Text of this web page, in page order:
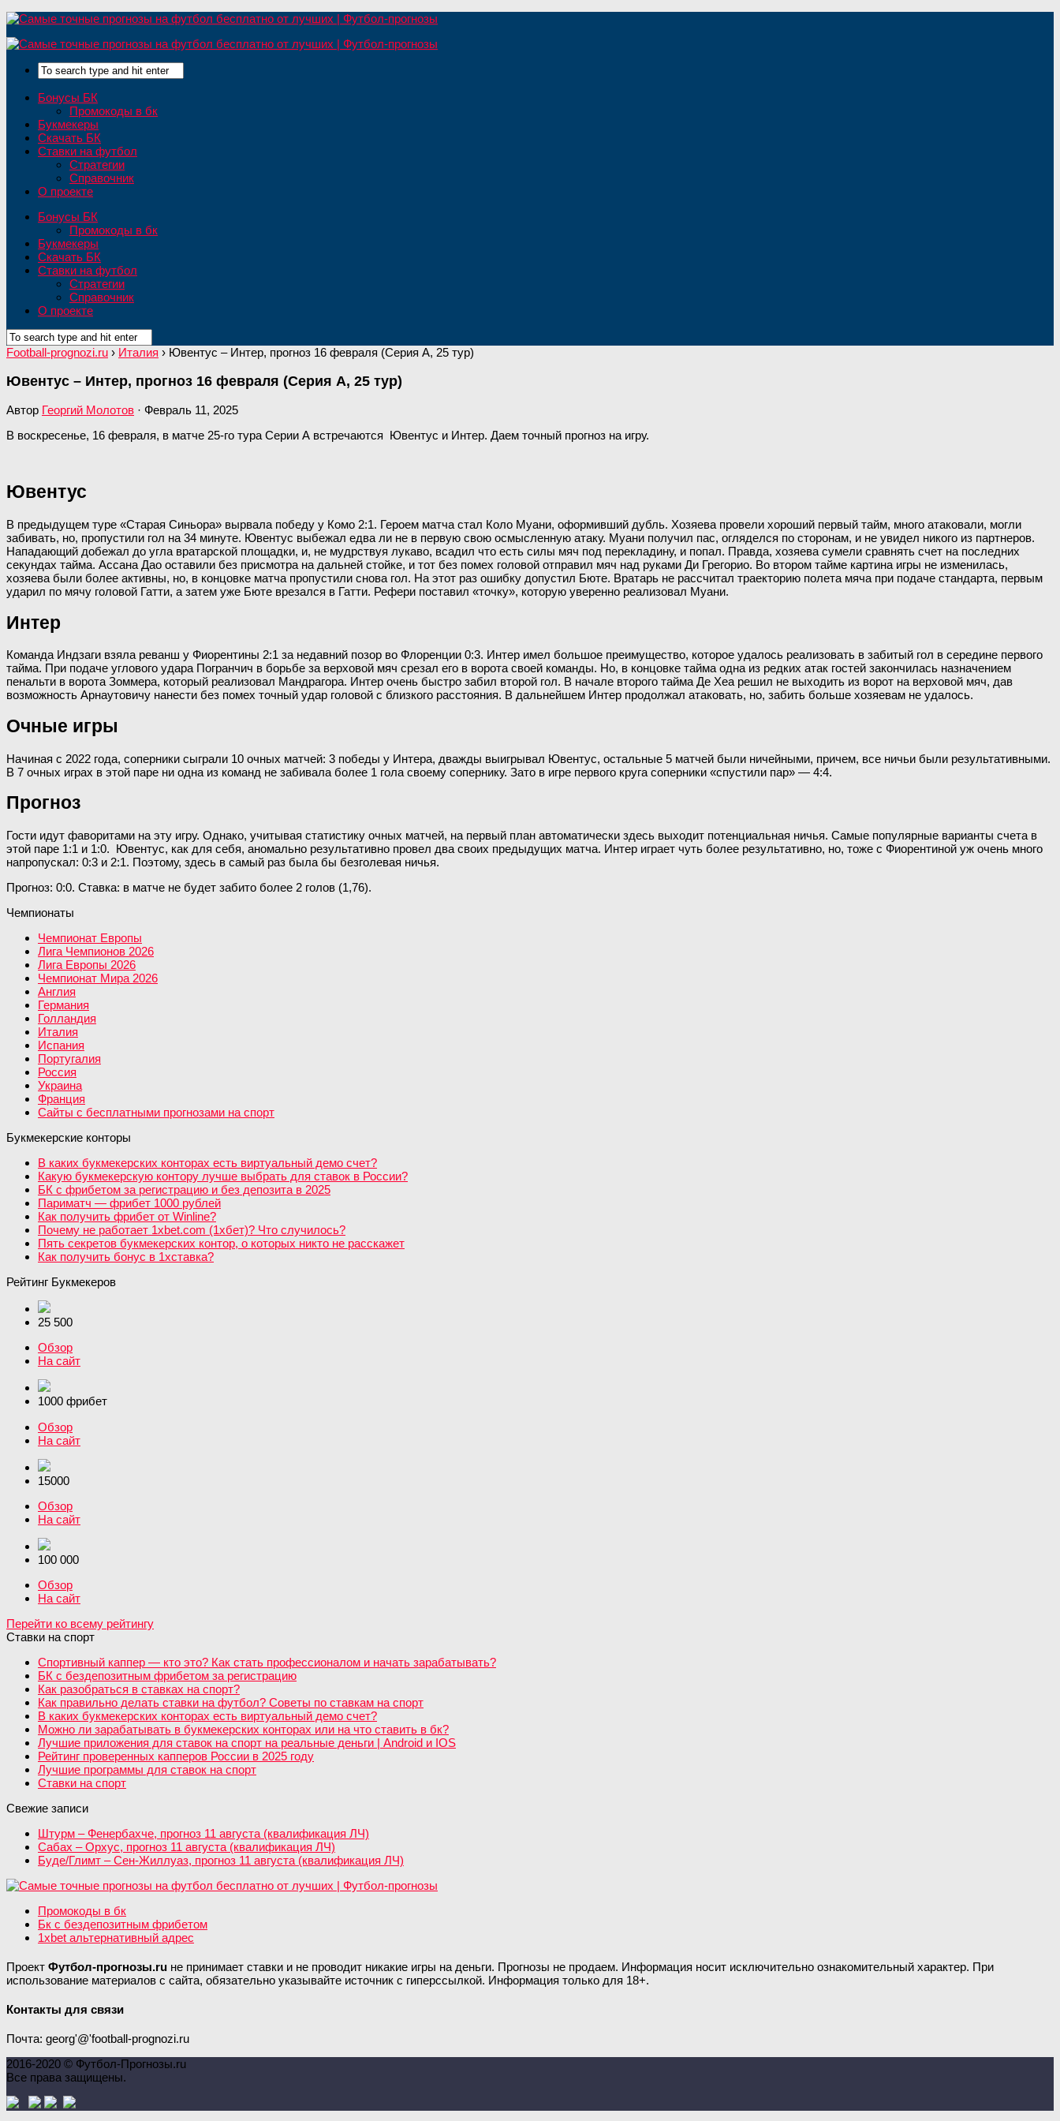
Бонусы БК
Промокоды в бк
Букмекеры
Скачать БК
Ставки на футбол
Стратегии
Справочник
О проекте
Бонусы БК
Промокоды в бк
Букмекеры
Скачать БК
Ставки на футбол
Стратегии
Справочник
О проекте
Football-prognozi.ru › Италия › Ювентус – Интер, прогноз 16 февраля (Серия А, 25 тур)
Ювентус – Интер, прогноз 16 февраля (Серия А, 25 тур)
Автор Георгий Молотов · Февраль 11, 2025
В воскресенье, 16 февраля, в матче 25-го тура Серии А встречаются Ювентус и Интер. Даем точный прогноз на игру.
Ювентус
В предыдущем туре «Старая Синьора» вырвала победу у Комо 2:1. Героем матча стал Коло Муани, оформивший дубль. Хозяева провели хороший первый тайм, много атаковали, могли
забивать, но, пропустили гол на 34 минуте. Ювентус выбежал едва ли не в первую свою осмысленную атаку. Муани получил пас, огляделся по сторонам, и не увидел никого из партнеров.
Нападающий добежал до угла вратарской площадки, и, не мудрствуя лукаво, всадил что есть силы мяч под перекладину, и попал. Правда, хозяева сумели сравнять счет на последних
секундах тайма. Ассана Дао оставили без присмотра на дальней стойке, и тот без помех головой отправил мяч над руками Ди Грегорио. Во втором тайме картина игры не изменилась,
хозяева были более активны, но, в концовке матча пропустили снова гол. На этот раз ошибку допустил Бюте. Вратарь не рассчитал траекторию полета мяча при подаче стандарта, первым
ударил по мячу головой Гатти, а затем уже Бюте врезался в Гатти. Рефери поставил «точку», которую уверенно реализовал Муани.
Интер
Команда Индзаги взяла реванш у Фиорентины 2:1 за недавний позор во Флоренции 0:3. Интер имел большое преимущество, которое удалось реализовать в забитый гол в середине первого
тайма. При подаче углового удара Погранчич в борьбе за верховой мяч срезал его в ворота своей команды. Но, в концовке тайма одна из редких атак гостей закончилась назначением
пенальти в ворота Зоммера, который реализовал Мандрагора. Интер очень быстро забил второй гол. В начале второго тайма Де Хеа решил не выходить из ворот на верховой мяч, дав
возможность Арнаутовичу нанести без помех точный удар головой с близкого расстояния. В дальнейшем Интер продолжал атаковать, но, забить больше хозяевам не удалось.
Очные игры
Начиная с 2022 года, соперники сыграли 10 очных матчей: 3 победы у Интера, дважды выигрывал Ювентус, остальные 5 матчей были ничейными, причем, все ничьи были результативными.
В 7 очных играх в этой паре ни одна из команд не забивала более 1 гола своему сопернику. Зато в игре первого круга соперники «спустили пар» — 4:4.
Прогноз
Гости идут фаворитами на эту игру. Однако, учитывая статистику очных матчей, на первый план автоматически здесь выходит потенциальная ничья. Самые популярные варианты счета в
этой паре 1:1 и 1:0. Ювентус, как для себя, аномально результативно провел два своих предыдущих матча. Интер играет чуть более результативно, но, тоже с Фиорентиной уж очень много
напропускал: 0:3 и 2:1. Поэтому, здесь в самый раз была бы безголевая ничья.
Прогноз: 0:0. Ставка: в матче не будет забито более 2 голов (1,76).
Чемпионаты
Чемпионат Европы
Лига Чемпионов 2026
Лига Европы 2026
Чемпионат Мира 2026
Англия
Германия
Голландия
Италия
Испания
Португалия
Россия
Украина
Франция
Сайты с бесплатными прогнозами на спорт
Букмекерские конторы
В каких букмекерских конторах есть виртуальный демо счет?
Какую букмекерскую контору лучше выбрать для ставок в России?
БК с фрибетом за регистрацию и без депозита в 2025
Париматч — фрибет 1000 рублей
Как получить фрибет от Winline?
Почему не работает 1xbet.com (1хбет)? Что случилось?
Пять секретов букмекерских контор, о которых никто не расскажет
Как получить бонус в 1хставка?
Рейтинг Букмекеров
25 500
Обзор
На сайт
1000 фрибет
Обзор
На сайт
15000
Обзор
На сайт
100 000
Обзор
На сайт
Перейти ко всему рейтингу
Ставки на спорт
Спортивный каппер — кто это? Как стать профессионалом и начать зарабатывать?
БК с бездепозитным фрибетом за регистрацию
Как разобраться в ставках на спорт?
Как правильно делать ставки на футбол? Советы по ставкам на спорт
В каких букмекерских конторах есть виртуальный демо счет?
Можно ли зарабатывать в букмекерских конторах или на что ставить в бк?
Лучшие приложения для ставок на спорт на реальные деньги | Android и IOS
Рейтинг проверенных капперов России в 2025 году
Лучшие программы для ставок на спорт
Ставки на спорт
Свежие записи
Штурм – Фенербахче, прогноз 11 августа (квалификация ЛЧ)
Сабах – Орхус, прогноз 11 августа (квалификация ЛЧ)
Буде/Глимт – Сен-Жиллуаз, прогноз 11 августа (квалификация ЛЧ)
Промокоды в бк
Бк с бездепозитным фрибетом
1xbet альтернативный адрес
Проект Футбол-прогнозы.ru не принимает ставки и не проводит никакие игры на деньги. Прогнозы не продаем. Информация носит исключительно ознакомительный характер. При
использование материалов с сайта, обязательно указывайте источник с гиперссылкой. Информация только для 18+.
Контакты для связи
Почта: georg'@'football-prognozi.ru
2016-2020 © Футбол-Прогнозы.ru
Все права защищены.